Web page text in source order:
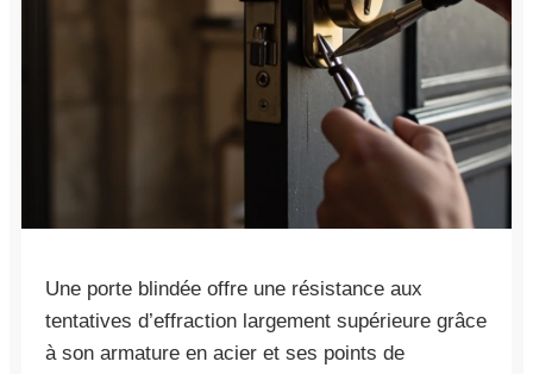
Une porte blindée offre une résistance aux
tentatives d’effraction largement supérieure grâce
à son armature en acier et ses points de